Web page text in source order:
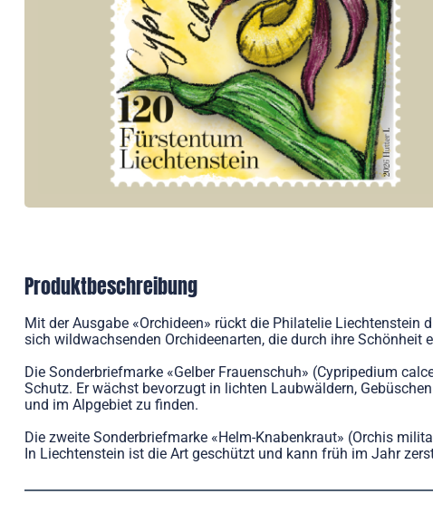
Produktbeschreibung
Mit der Ausgabe «Orchideen» rückt die Philatelie
sich wildwachsenden Orchideenarten, die durch ihre Schönheit
Die Sonderbriefmarke «Gelber Frauenschuh» (Cypripedium
Schutz. Er wächst bevorzugt in lichten Laubwäldern,
und im Alpgebiet zu finden.
Die zweite Sonderbriefmarke «Helm-Knabenkraut» (Orchis
In Liechtenstein ist die Art geschützt und kann früh im Jahr